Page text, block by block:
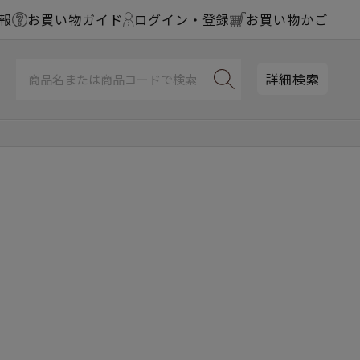
お買い物ガイド ログイン・登録 お買い物かご
詳細検索